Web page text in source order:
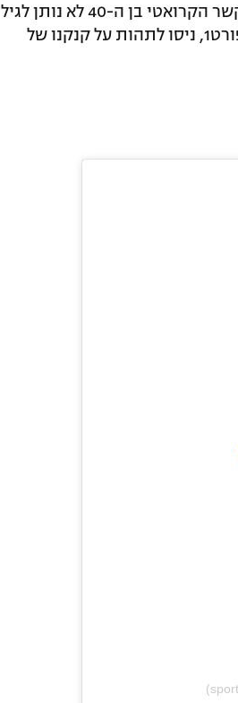
שהצטרף העונה לרוסונרי ממשיכה לעורר התפעלות, כאשר הקשר הקרואטי בן ה-40 לא נותן לגיל
לעצור אותו. בפרק נוסף בפודקאסט "סרייה נוסטרה" מבית ספורט1, ניסו לתהות על קנקנו של